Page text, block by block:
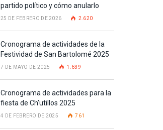
partido político y cómo anularlo
25 DE FEBRERO DE 2026 2.620
Cronograma de actividades de la
Festividad de San Bartolomé 2025
7 DE MAYO DE 2025 1.639
Cronograma de actividades para la
fiesta de Ch’utillos 2025
4 DE FEBRERO DE 2025 761